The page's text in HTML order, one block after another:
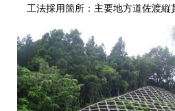
工法採用箇所：主要地方道佐渡